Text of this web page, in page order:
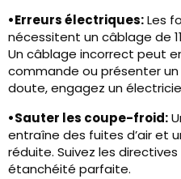
•Erreurs électriques:Les
nécessitent un câblage de
Un câblage incorrect peut
commande ou présenter un
doute, engagez un
•Sauter les coupe-froid:
entraîne des fuites d’air et
réduite. Suivez les directives
étanchéité parfaite.